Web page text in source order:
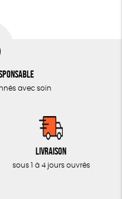
avec soin
Livraison
sous 1 à 4 jours ouvrés